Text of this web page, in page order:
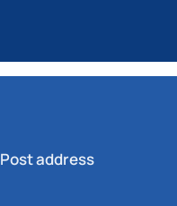
Post address